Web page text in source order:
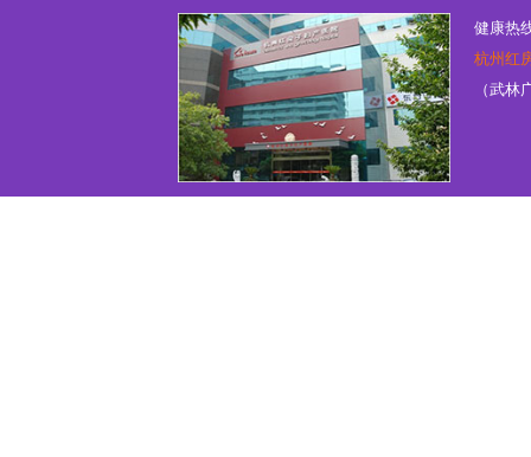
健康热
杭州红
（武